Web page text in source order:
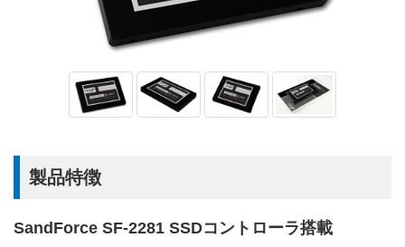
製品特徴
SandForce SF-2281 SSDコントローラ搭載